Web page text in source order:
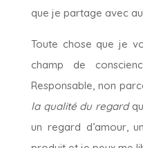
que je partage avec
Toute chose que je
champ de
Responsable, non
la qualité du regard
un regard d’amour,